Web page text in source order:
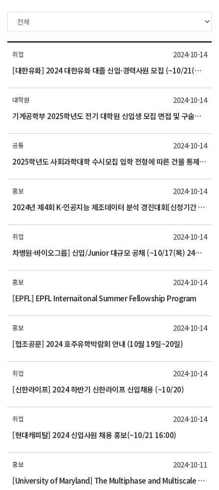
취업
[대한유화] 2024 대한유화 대졸 신입·경력사원 모집 (~10/21(월) 23시까지)
2024-10-14
대학원
기계공학부 2025학년도 전기 대학원 신입생 모집 면접 및 구술고사 안내(10/18)
2024-10-14
공통
2025학년도 사회과학대학 수시모집 입학 전형에 따른 건물 통제 알림
2024-10-14
홍보
2024년 제4회 K-인공지능 제조데이터 분석 경진대회[신청기간 : 10/14(월)~10/23(수)]
2024-10-14
취업
차병원·바이오그룹] 신입/Junior 대규모 공채 (~10/17(목) 24시까지) 홍보
2024-10-14
홍보
[EPFL] EPFL Internaitonal Summer Fellowship Program
2024-10-14
홍보
[협조공문] 2024 호주유학박람회 안내 (10월 19일~20일)
2024-10-14
취업
[신한라이프] 2024 하반기 신한라이프 신입채용 (~10/20)
2024-10-14
취업
[현대캐피탈] 2024 신입사원 채용 홍보(~10/21 16:00)
2024-10-14
홍보
[University of Maryland] The Multiphase and Multiscale Flow Lab is relocating
2024-10-11